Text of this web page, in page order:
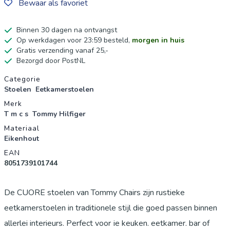
Bewaar als favoriet
Binnen 30 dagen na ontvangst
Op werkdagen voor 23:59 besteld, morgen in huis
Gratis verzending vanaf 25,-
Bezorgd door PostNL
Productgegevens
Categorie
Stoelen Eetkamerstoelen
Merk
T m c s Tommy Hilfiger
Materiaal
Eikenhout
EAN
8051739101744
De CUORE stoelen van Tommy Chairs zijn rustieke
eetkamerstoelen in traditionele stijl die goed passen binnen
allerlei interieurs. Perfect voor je keuken, eetkamer, bar of